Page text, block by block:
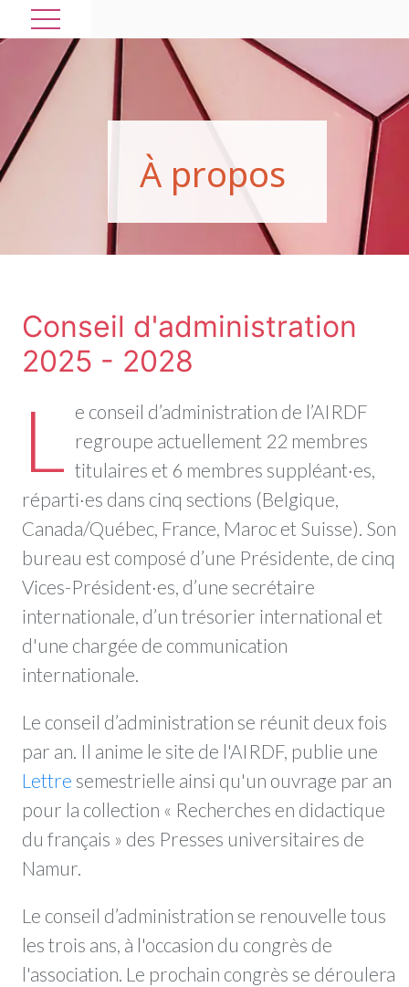
À propos
Conseil d'administration
2025 - 2028
L e conseil d’administration de l’AIRDF
regroupe actuellement 22 membres
titulaires et 6 membres suppléant·es,
réparti·es dans cinq sections (Belgique,
Canada/Québec, France, Maroc et Suisse). Son
bureau est composé d’une Présidente, de cinq
Vices-Président·es, d’une secrétaire
internationale, d’un trésorier international et
d'une chargée de communication
internationale.
Le conseil d’administration se réunit deux fois
par an. Il anime le site de l'AIRDF, publie une
Lettre semestrielle ainsi qu'un ouvrage par an
pour la collection « Recherches en didactique
du français » des Presses universitaires de
Namur.
Le conseil d’administration se renouvelle tous
les trois ans, à l'occasion du congrès de
l'association. Le prochain congrès se déroulera